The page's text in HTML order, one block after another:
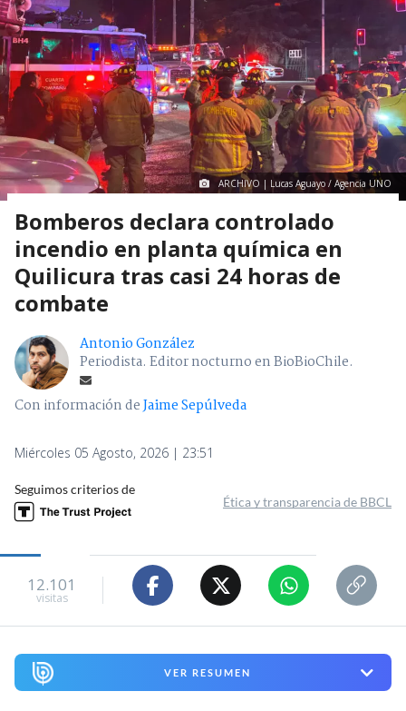
ARCHIVO | Lucas Aguayo / Agencia UNO
Bomberos declara controlado
incendio en planta química en
Quilicura tras casi 24 horas de
combate
Antonio González
Periodista. Editor nocturno en BioBioChile.
Con información deJaime Sepúlveda
Miércoles 05 Agosto, 2026 | 23:51
Seguimos criterios de
Ética y transparencia de BBCL
12.101
visitas
VER RESUMEN